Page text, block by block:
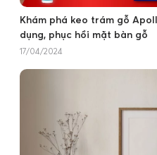
Khám phá keo trám gỗ
dụng, phục hồi mặt bàn gỗ
17/04/2024